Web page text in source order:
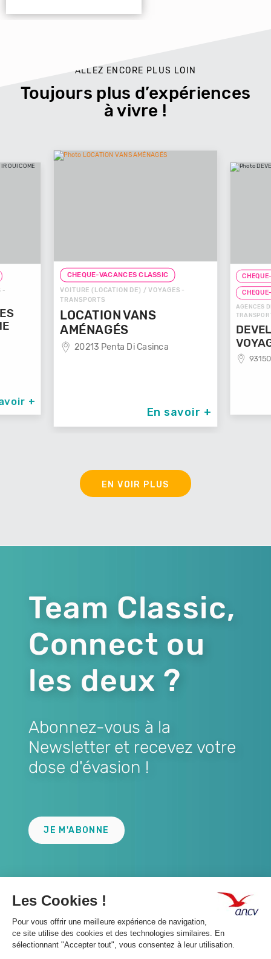
ALLEZ ENCORE PLUS LOIN
Toujours plus d’expériences
à vivre !
-
+
CHEQUE-VACANCES CLASSIC
VOITURE (LOCATION DE) / VOYAGES -
TRANSPORTS
LOCATION VANS
AMÉNAGÉS
20213 Penta Di Casinca
En savoir +
AGENCES
EN VOIR PLUS
Team Classic,
Connect ou
les deux ?
Abonnez-vous à la
Newsletter et recevez votre
dose d'évasion !
JE M'ABONNE